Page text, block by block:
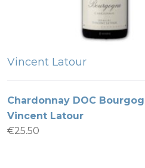
Vincent Latour
Chardonnay DOC
Vincent Latour
€25.50